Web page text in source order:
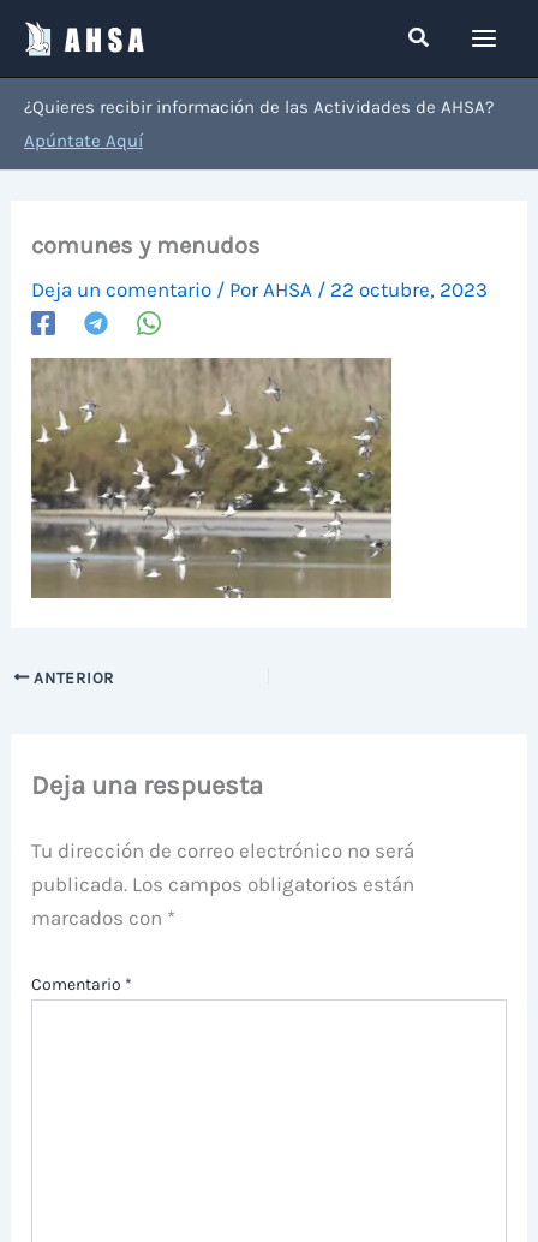
contenido
Buscar
¿Quieres recibir información de las Actividades de AHSA?
Apúntate Aquí
comunes y menudos
Deja un comentario / Por AHSA / 22 octubre, 2023
ANTERIOR
Deja una respuesta
Tu dirección de correo electrónico no será
publicada. Los campos obligatorios están
marcados con *
Comentario *